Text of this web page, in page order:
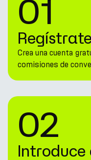
01
Crea una cuenta
comisiones de
02
Introduce